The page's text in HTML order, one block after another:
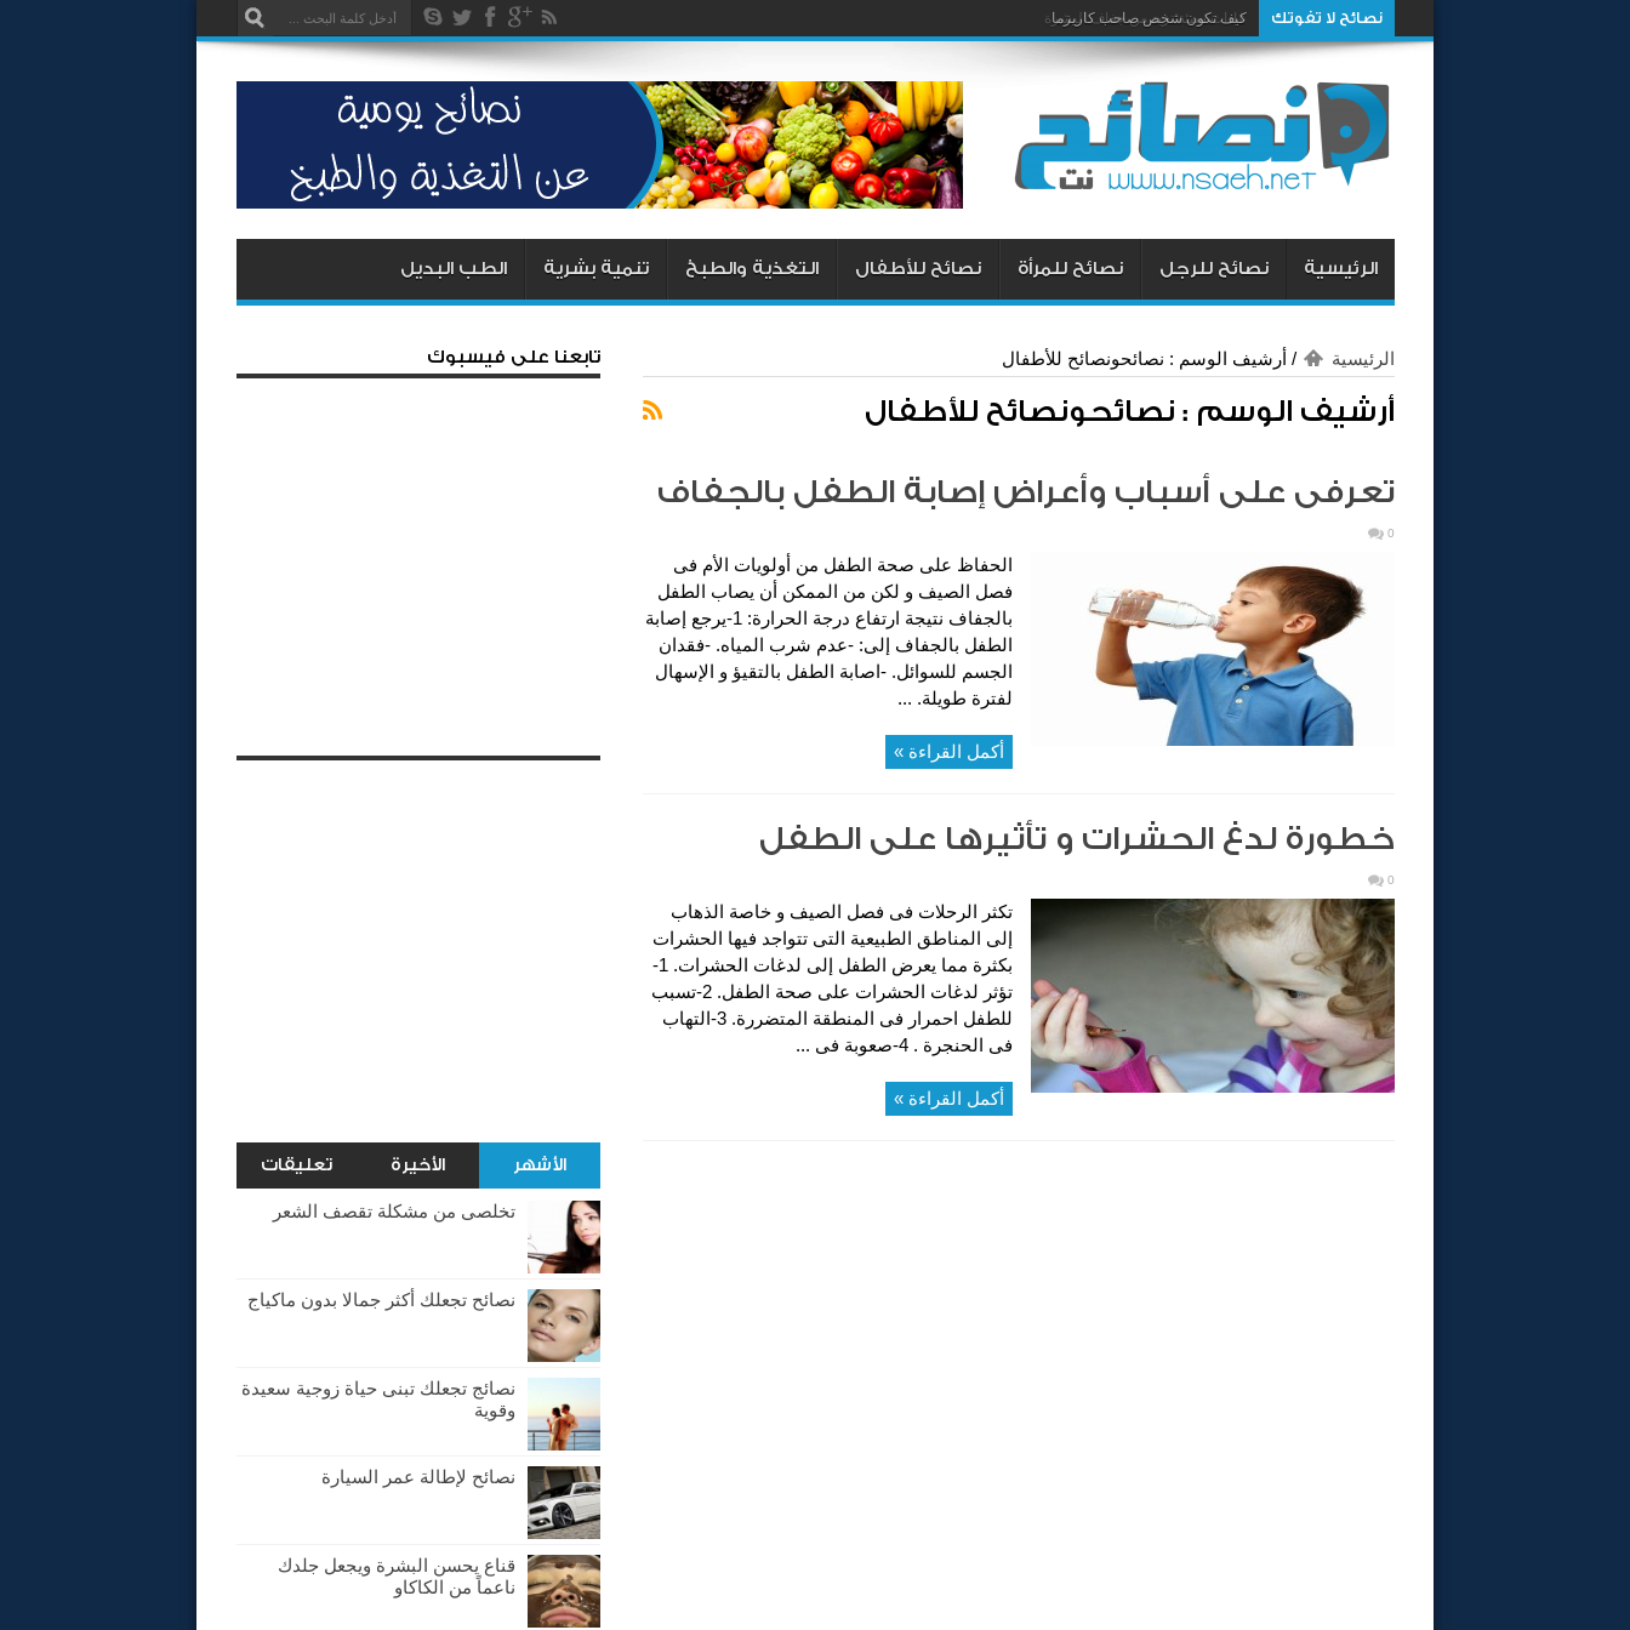
نصائح لا تفوتك كيف تكون شخص صاحب كاريزما
الرئيسية نصائح للرجل نصائح للمرأة نصائح للأطفال التغذية والطبخ تنمية بشرية الطب البديل
الرئيسية / أرشيف الوسم : نصائحونصائح للأطفال
أرشيف الوسم : نصائحونصائح للأطفال
تعرفى على أسباب وأعراض إصابة الطفل بالجفاف
0
الحفاظ على صحة الطفل من أولويات الأم فى
فصل الصيف و لكن من الممكن أن يصاب الطفل
بالجفاف نتيجة ارتفاع درجة الحرارة: 1-يرجع إصابة
الطفل بالجفاف إلى: -عدم شرب المياه. -فقدان
الجسم للسوائل. -اصابة الطفل بالتقيؤ و الإسهال
لفترة طويلة. ...
أكمل القراءة »
خطورة لدغ الحشرات و تأثيرها على الطفل
0
تكثر الرحلات فى فصل الصيف و خاصة الذهاب
إلى المناطق الطبيعية التى تتواجد فيها الحشرات
بكثرة مما يعرض الطفل إلى لدغات الحشرات. 1-
تؤثر لدغات الحشرات على صحة الطفل. 2-تسبب
للطفل احمرار فى المنطقة المتضررة. 3-التهاب
فى الحنجرة . 4-صعوبة فى ...
أكمل القراءة »
تابعنا على فيسبوك
الأشهر الأخيرة تعليقات
تخلصى من مشكلة تقصف الشعر
نصائح تجعلك أكثر جمالا بدون ماكياج
نصائج تجعلك تبنى حياة زوجية سعيدة
وقوية
نصائح لإطالة عمر السيارة
قناع يحسن البشرة ويجعل جلدك
ناعماً من الكاكاو